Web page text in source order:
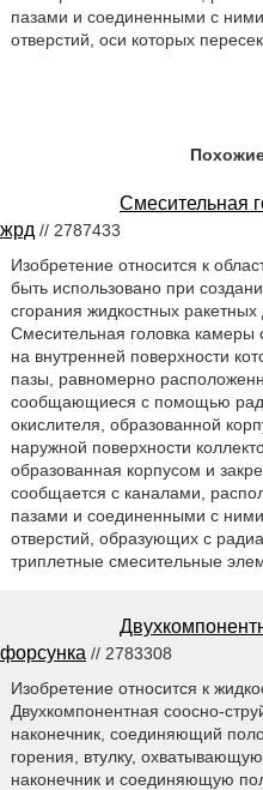
пазами и соединенными с
отверстий, оси которых
Смесительная
жрд // 2787433
Изобретение относится к
быть использовано при
сгорания жидкостных
Смесительная головка камеры
на внутренней поверхности
пазы, равномерно
сообщающиеся с помощью
окислителя, образованной
наружной поверхности
образованная корпусом и
сообщается с каналами,
пазами и соединенными с
отверстий, образующих с
триплетные смесительные
форсунка // 2783308
Изобретение относится к
Двухкомпонентная соосно-
наконечник, соединяющий
горения, втулку,
наконечник и соединяющую